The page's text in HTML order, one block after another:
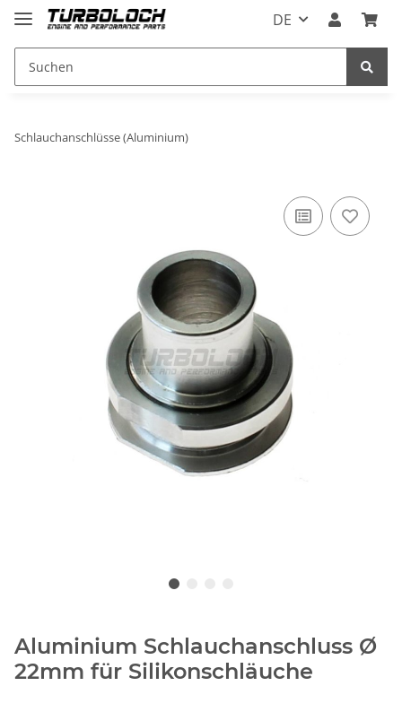
DE
Schlauchanschlüsse (Aluminium)
Aluminium Schlauchanschluss Ø
22mm für Silikonschläuche